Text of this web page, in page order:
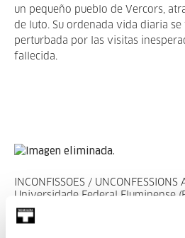
un pequeño pueblo de Vercors,
de luto. Su ordenada vida diaria
perturbada por las visitas
fallecida.
INCONFISSOES /
Universidade Federal Fluminense
Luiz Roberto Galizia fue una